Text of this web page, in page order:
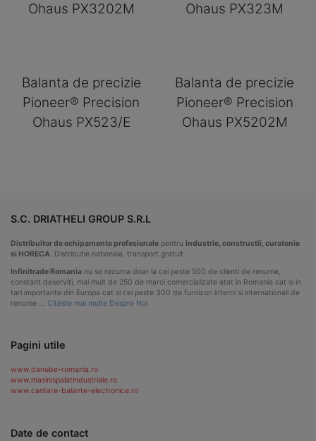
Ohaus PX3202M
Ohaus PX323M
Balanta de precizie
Pioneer® Precision
Ohaus PX523/E
Balanta de precizie
Pioneer® Precision
Ohaus PX5202M
S.C. DRIATHELI GROUP S.R.L
Distribuitor de echipamente profesionale pentru industrie, constructii, curatenie
si HORECA . Distributie nationala, transport gratuit.
Infinitrade Romania nu se rezuma doar la cei peste 500 de clienti de renume,
constant deserviti, mai mult de 250 de marci comercializate atat in Romania cat si in
tari importante din Europa cat si cei peste 300 de furnizori interni si internationali de
renume … Citeste mai multe Despre Noi
Pagini utile
www.danube-romania.ro
www.masinispalatindustriale.ro
www.cantare-balante-electronice.ro
Date de contact